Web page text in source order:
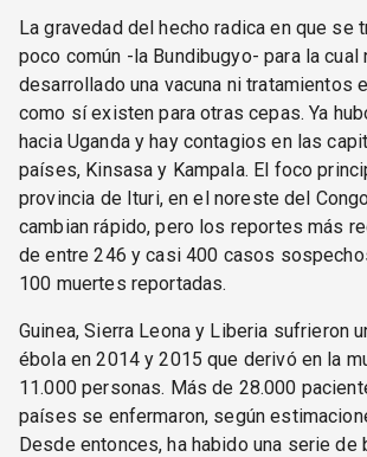
La gravedad del hecho radica en que se
poco común -la Bundibugyo- para la cual
desarrollado una vacuna ni tratamientos
como sí existen para otras cepas. Ya
hacia Uganda y hay contagios en las
países, Kinsasa y Kampala. El foco
provincia de Ituri, en el noreste del
cambian rápido, pero los reportes más
de entre 246 y casi 400 casos
100 muertes reportadas.
Guinea, Sierra Leona y Liberia sufrieron
ébola en 2014 y 2015 que derivó en la
11.000 personas. Más de 28.000
países se enfermaron, según
Desde entonces, ha habido una serie de